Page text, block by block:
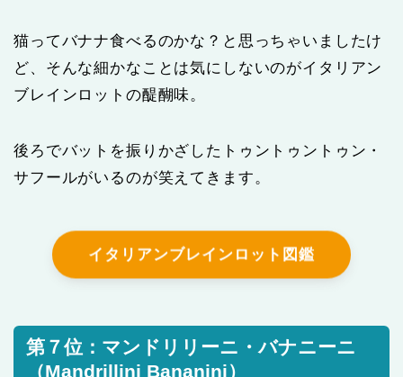
猫ってバナナ食べるのかな？と思っちゃいましたけ
ど、そんな細かなことは気にしないのがイタリアン
ブレインロットの醍醐味。
後ろでバットを振りかざしたトゥントゥントゥン・
サフールがいるのが笑えてきます。
イタリアンブレインロット図鑑
第７位：マンドリリーニ・バナニーニ
（Mandrillini Bananini）